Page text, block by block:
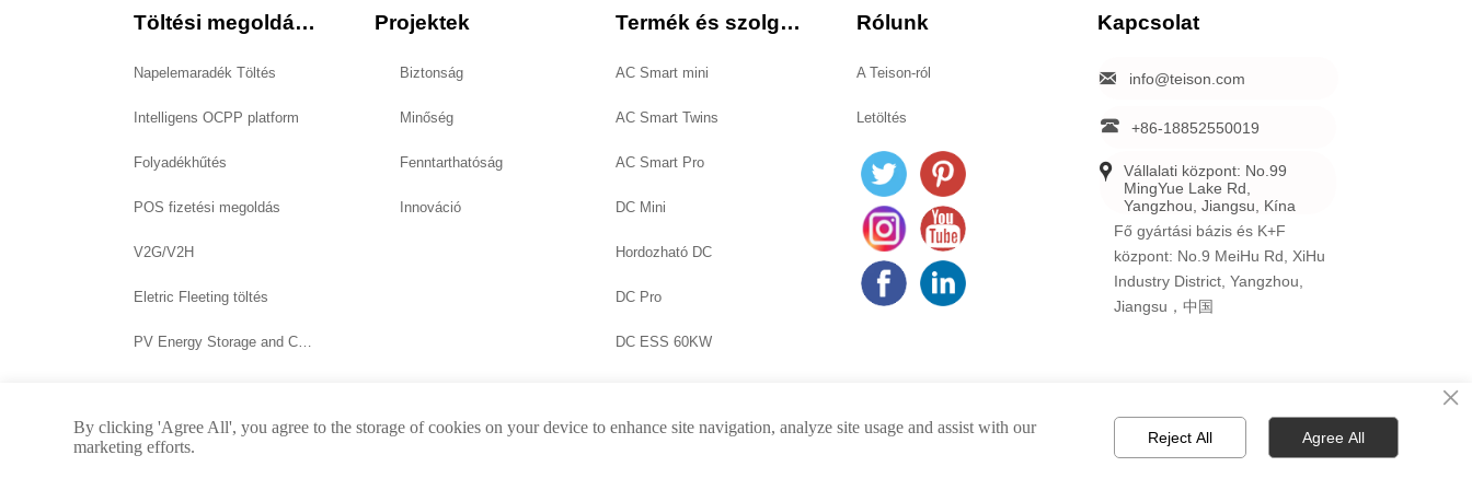
Töltési megoldások
Napelemaradék Töltés
Intelligens OCPP platform
Folyadékhűtés
POS fizetési megoldás
V2G/V2H
Eletric Fleeting töltés
PV Energy Storage and Charging System
Projektek
Biztonság
Minőség
Fenntarthatóság
Innováció
Termék és szolgáltatás
AC Smart mini
AC Smart Twins
AC Smart Pro
DC Mini
Hordozható DC
DC Pro
DC ESS 60KW
Rólunk
A Teison-ról
Letöltés
Kapcsolat
 info@teison.com
 +86-18852550019

Vállalati központ: No.99
MingYue Lake Rd,
Yangzhou, Jiangsu, Kína
Fő gyártási bázis és K+F
központ: No.9 MeiHu Rd, XiHu
Industry District, Yangzhou,
Jiangsu，中国
×
By clicking 'Agree All', you agree to the storage of cookies on your device to enhance site navigation, analyze site usage and assist with our
marketing efforts.
Reject All Agree All